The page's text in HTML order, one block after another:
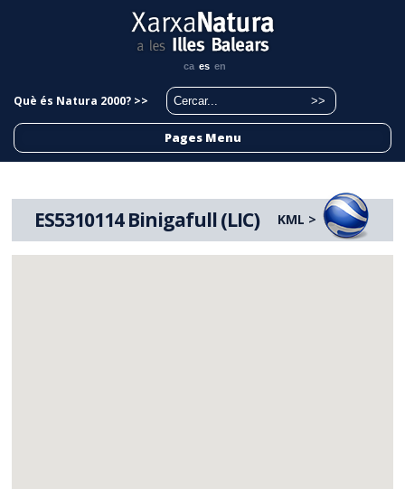
ca es en
Què és Natura 2000? >>
Pages Menu
ES5310114 Binigafull (LIC) KML >